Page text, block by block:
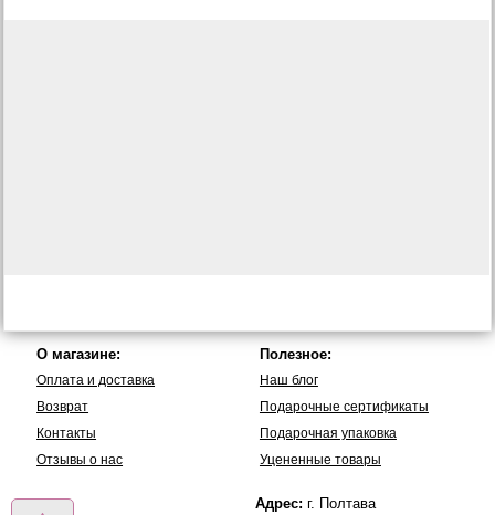
О магазине:
Оплата и доставка
Возврат
Контакты
Отзывы о нас
Полезное:
Наш блог
Подарочные сертификаты
Подарочная упаковка
Уцененные товары
Адрес: г. Полтава